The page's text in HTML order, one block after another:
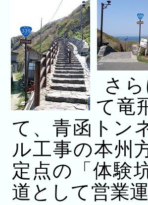
さ
て竜
て、青函トン
ル工事の本州
定点の「体験
道として営業